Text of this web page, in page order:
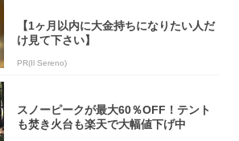
【1ヶ月以内に大金持ちになりたい人だ
け見て下さい】
PR(Il Sereno)
スノーピークが最大60％OFF！テント
も焚き火台も楽天で大幅値下げ中